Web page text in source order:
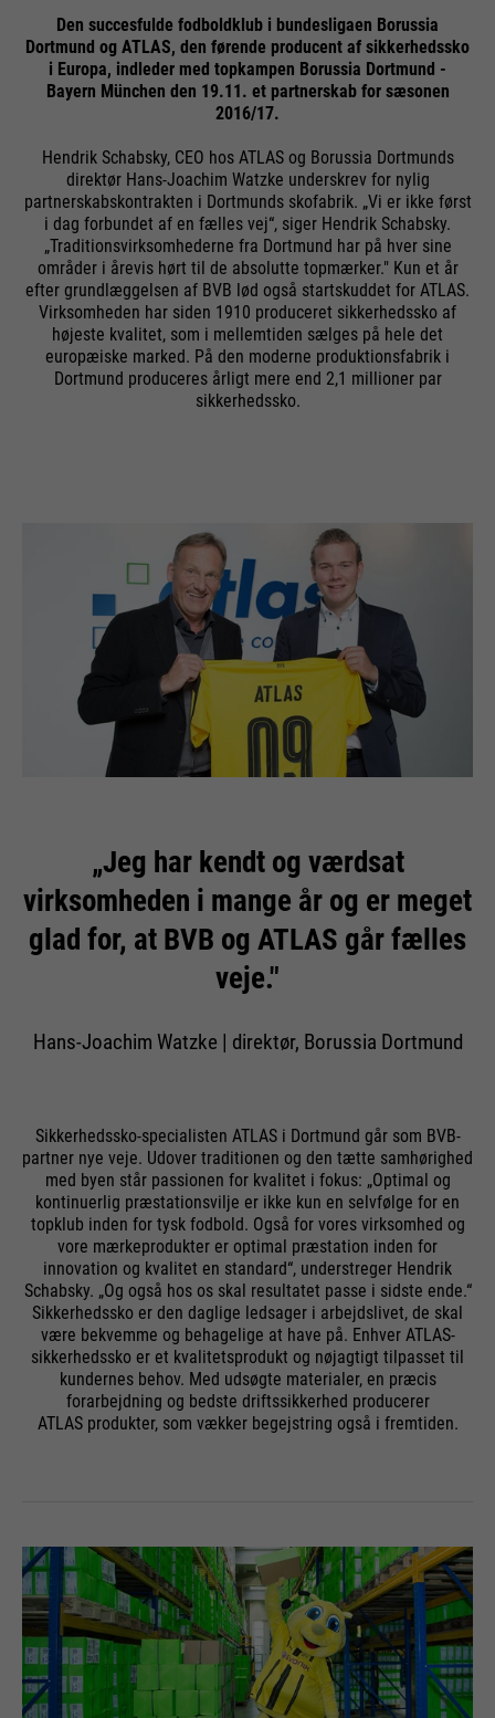
Den succesfulde fodboldklub i bundesligaen Borussia
Dortmund og ATLAS, den førende producent af sikkerhedssko
i Europa, indleder med topkampen Borussia Dortmund -
Bayern München den 19.11. et partnerskab for sæsonen
2016/17.
Hendrik Schabsky, CEO hos ATLAS og Borussia Dortmunds
direktør Hans-Joachim Watzke underskrev for nylig
partnerskabskontrakten i Dortmunds skofabrik. „Vi er ikke først
i dag forbundet af en fælles vej“, siger Hendrik Schabsky.
„Traditionsvirksomhederne fra Dortmund har på hver sine
områder i årevis hørt til de absolutte topmærker." Kun et år
efter grundlæggelsen af BVB lød også startskuddet for ATLAS.
Virksomheden har siden 1910 produceret sikkerhedssko af
højeste kvalitet, som i mellemtiden sælges på hele det
europæiske marked. På den moderne produktionsfabrik i
Dortmund produceres årligt mere end 2,1 millioner par
sikkerhedssko.
„Jeg har kendt og værdsat
virksomheden i mange år og er meget
glad for, at BVB og ATLAS går fælles
veje."
Hans-Joachim Watzke | direktør, Borussia Dortmund
Sikkerhedssko-specialisten ATLAS i Dortmund går som BVB-
partner nye veje. Udover traditionen og den tætte samhørighed
med byen står passionen for kvalitet i fokus: „Optimal og
kontinuerlig præstationsvilje er ikke kun en selvfølge for en
topklub inden for tysk fodbold. Også for vores virksomhed og
vore mærkeprodukter er optimal præstation inden for
innovation og kvalitet en standard“, understreger Hendrik
Schabsky. „Og også hos os skal resultatet passe i sidste ende.“
Sikkerhedssko er den daglige ledsager i arbejdslivet, de skal
være bekvemme og behagelige at have på. Enhver ATLAS-
sikkerhedssko er et kvalitetsprodukt og nøjagtigt tilpasset til
kundernes behov. Med udsøgte materialer, en præcis
forarbejdning og bedste driftssikkerhed producerer
ATLAS produkter, som vækker begejstring også i fremtiden.